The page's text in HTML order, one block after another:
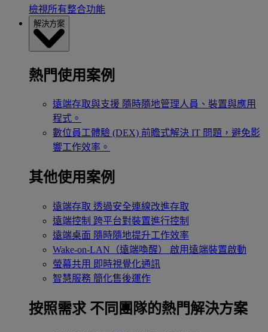
檢視所有整合功能
解決方案
熱門使用案例
遠端存取與支援 隨時隨地管理人員、裝置與應用
程式。
數位員工體驗 (DEX) 前瞻式解決 IT 問題，避免影
響工作效率。
其他使用案例
遠端存取 透過安全連線改進存取
遠端控制 跨平台對裝置進行控制
遠端桌面 隨時隨地提升工作效率
Wake-on-LAN（遠端喚醒）
啟用遠端裝置啟動
螢幕共用 即時視覺化通訊
智慧服務 簡化售後運作
按照需求 不同團隊的熱門解決方案